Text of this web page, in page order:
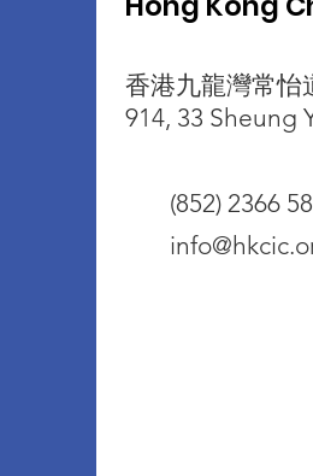
香港九龍灣常怡
914, 33 Sheung
(852) 2366